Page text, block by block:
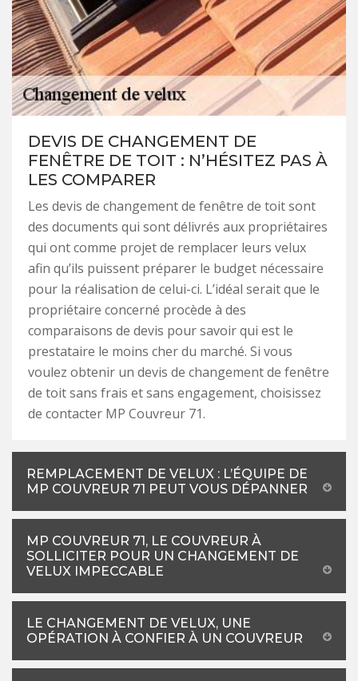
DEVIS DE CHANGEMENT DE
FENÊTRE DE TOIT : N’HÉSITEZ PAS À
LES COMPARER
Les devis de changement de fenêtre de toit sont
des documents qui sont délivrés aux propriétaires
qui ont comme projet de remplacer leurs velux
afin qu’ils puissent préparer le budget nécessaire
pour la réalisation de celui-ci. L’idéal serait que le
propriétaire concerné procède à des
comparaisons de devis pour savoir qui est le
prestataire le moins cher du marché. Si vous
voulez obtenir un devis de changement de fenêtre
de toit sans frais et sans engagement, choisissez
de contacter MP Couvreur 71.
REMPLACEMENT DE VELUX : L’ÉQUIPE DE
MP COUVREUR 71 PEUT VOUS DÉPANNER
MP COUVREUR 71, LE COUVREUR À
SOLLICITER POUR UN CHANGEMENT DE
VELUX IMPECCABLE
LE CHANGEMENT DE VELUX, UNE
OPÉRATION À CONFIER À UN COUVREUR